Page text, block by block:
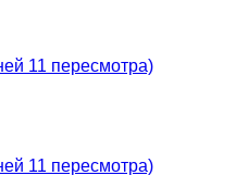
11 пересмотра)
11 пересмотра)